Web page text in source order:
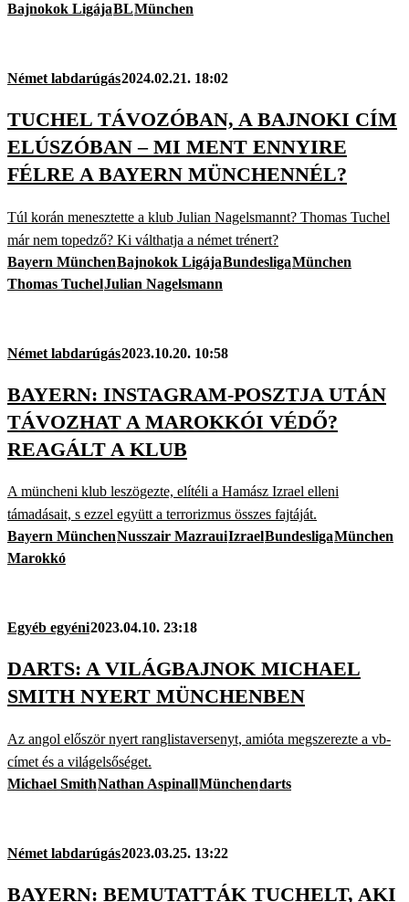
Bajnokok LigájaBLMünchen
Német labdarúgás2024.02.21. 18:02
TUCHEL TÁVOZÓBAN, A BAJNOKI CÍM
ELÚSZÓBAN – MI MENT ENNYIRE
FÉLRE A BAYERN MÜNCHENNÉL?
Túl korán menesztette a klub Julian Nagelsmannt? Thomas Tuchel
már nem topedző? Ki válthatja a német trénert?
Bayern MünchenBajnokok LigájaBundesligaMünchen
Thomas TuchelJulian Nagelsmann
Német labdarúgás2023.10.20. 10:58
BAYERN: INSTAGRAM-POSZTJA UTÁN
TÁVOZHAT A MAROKKÓI VÉDŐ?
REAGÁLT A KLUB
A müncheni klub leszögezte, elítéli a Hamász Izrael elleni
támadásait, s ezzel együtt a terrorizmus összes fajtáját.
Bayern MünchenNusszair MazrauiIzraelBundesligaMünchen
Marokkó
Egyéb egyéni2023.04.10. 23:18
DARTS: A VILÁGBAJNOK MICHAEL
SMITH NYERT MÜNCHENBEN
Az angol először nyert ranglistaversenyt, amióta megszerezte a vb-
címet és a világelsőséget.
Michael SmithNathan AspinallMünchendarts
Német labdarúgás2023.03.25. 13:22
BAYERN: BEMUTATTÁK TUCHELT, AKI